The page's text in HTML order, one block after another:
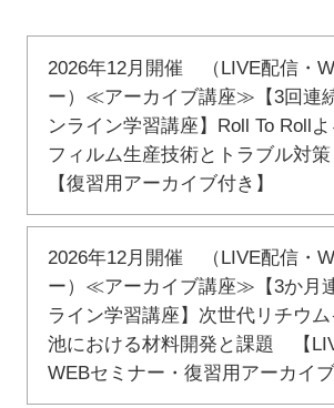
2026年12月開催 （LIVE配信・
ー）≪アーカイブ講座≫【3回連
ンライン学習講座】Roll To Roll
フィルム生産技術とトラブル対策
【復習用アーカイブ付き】
2026年12月開催 （LIVE配信・
ー）≪アーカイブ講座≫【3か月
ライン学習講座】次世代リチウ
池における材料開発と課題 【
WEBセミナー・復習用アーカイブ